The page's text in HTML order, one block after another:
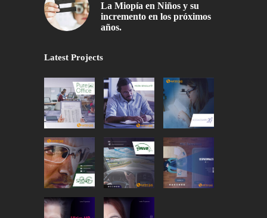
La Miopía en Niños y su
incremento en los próximos
años.
Latest Projects